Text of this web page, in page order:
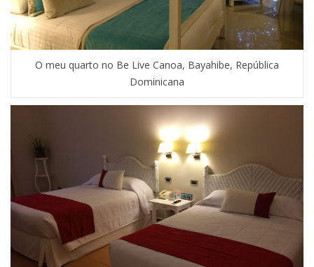
O meu quarto no Be Live Canoa, Bayahibe, República
Dominicana